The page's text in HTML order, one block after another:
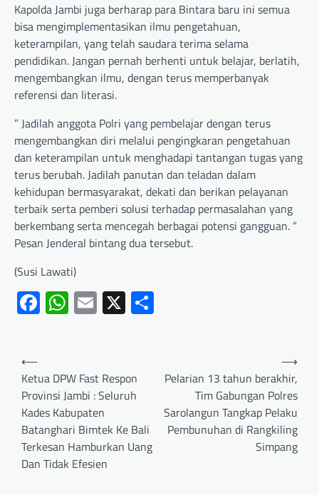
Kapolda Jambi juga berharap para Bintara baru ini semua
bisa mengimplementasikan ilmu pengetahuan,
keterampilan, yang telah saudara terima selama
pendidikan. Jangan pernah berhenti untuk belajar, berlatih,
mengembangkan ilmu, dengan terus memperbanyak
referensi dan literasi.
” Jadilah anggota Polri yang pembelajar dengan terus
mengembangkan diri melalui pengingkaran pengetahuan
dan keterampilan untuk menghadapi tantangan tugas yang
terus berubah. Jadilah panutan dan teladan dalam
kehidupan bermasyarakat, dekati dan berikan pelayanan
terbaik serta pemberi solusi terhadap permasalahan yang
berkembang serta mencegah berbagai potensi gangguan. ”
Pesan Jenderal bintang dua tersebut.
(Susi Lawati)
Facebook
WhatsApp
Email
X
⟵
Ketua DPW Fast Respon
Provinsi Jambi : Seluruh
Kades Kabupaten
Batanghari Bimtek Ke Bali
Terkesan Hamburkan Uang
Dan Tidak Efesien
Pelarian 13 tahun berakhir,
Tim Gabungan Polres
Sarolangun Tangkap Pelaku
Pembunuhan di Rangkiling
Simpang
⟶